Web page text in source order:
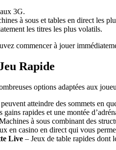
3G.
à sous et tables en direct les
les titres les plus volatils.
commencer à jouer
Rapide
options adaptées aux
atteindre des sommets en
rapides et une montée
à sous combinant des
en casino en direct qui vous
Live – Jeux de table rapides dont